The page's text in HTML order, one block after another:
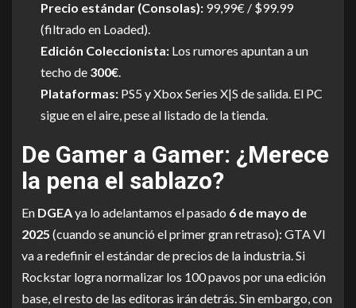
Precio estándar (Consolas): 99,99€ / $99.99
(filtrado en Loaded).
Edición Coleccionista: Los rumores apuntan a un
techo de 300€.
Plataformas: PS5 y Xbox Series X|S de salida. El PC
sigue en el aire, pese al listado de la tienda.
De Gamer a Gamer: ¿Merece
la pena el sablazo?
En DGEAya lo adelantamos el pasado 6 de mayo de
2025 (cuando se anunció el primer gran retraso): GTA VI
va a redefinir el estándar de precios de la industria. Si
Rockstar logra normalizar los 100 pavos por una edición
base, el resto de las editoras irán detrás. Sin embargo, con